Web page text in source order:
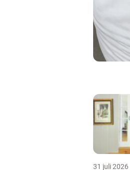
31 juli 2026